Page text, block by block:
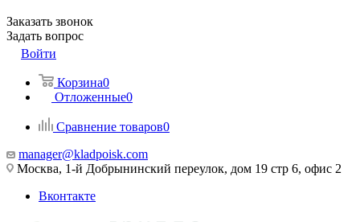
Заказать звонок
Задать вопрос
Войти
Корзина0
Отложенные0
Сравнение товаров0
manager@kladpoisk.com
Москва, 1-й Добрынинский переулок, дом 19 стр 6, офис 2
Вконтакте